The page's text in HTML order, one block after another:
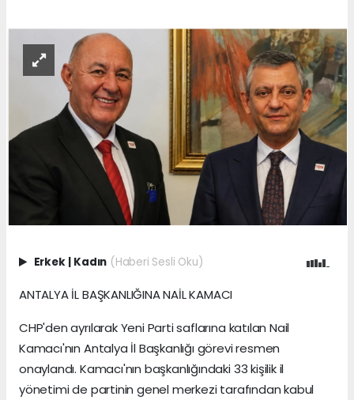
Erkek | Kadın (Haberi Sesli Oku)
ANTALYA İL BAŞKANLIĞINA NAİL KAMACI
CHP'den ayrılarak Yeni Parti saflarına katılan Nail
Kamacı'nın Antalya İl Başkanlığı görevi resmen
onaylandı. Kamacı'nın başkanlığındaki 33 kişilik il
yönetimi de partinin genel merkezi tarafından kabul